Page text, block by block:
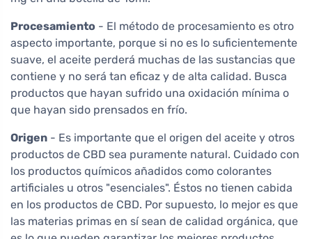
Procesamiento - El método de procesamiento es otro
aspecto importante, porque si no es lo suficientemente
suave, el aceite perderá muchas de las sustancias que
contiene y no será tan eficaz y de alta calidad. Busca
productos que hayan sufrido una oxidación mínima o
que hayan sido prensados en frío.
Origen - Es importante que el origen del aceite y otros
productos de CBD sea puramente natural. Cuidado con
los productos químicos añadidos como colorantes
artificiales u otros "esenciales". Éstos no tienen cabida
en los productos de CBD. Por supuesto, lo mejor es que
las materias primas en sí sean de calidad orgánica, que